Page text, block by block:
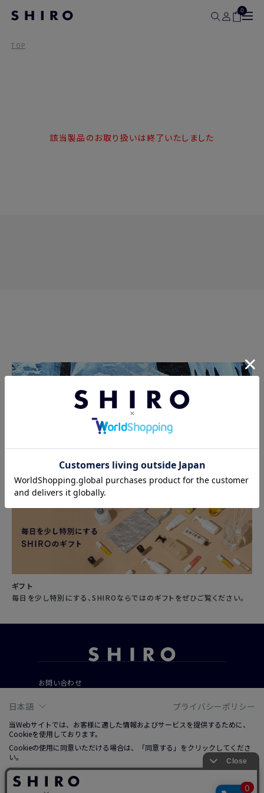
0
TOP
該当製品のお取り扱いは終了いたしました
暑い季節の救世主
今年、SHIRO史上最涼のアイスミントの夏がはじまります。
ギフト
毎日を少し特別にする、SHIROならではのギフトをぜひご覧ください。
お問い合わせ
よくあるご質問
会社概要
特定商取引法に基づく表記
プライバシーポリシー
日本語 プライバシーポリシー
当Webサイトでは、お客様に適した情報およびサービスを提供するために、
Cookieを使用しております。
Cookieの使用に同意いただける場合は、「同意する」をクリックしてくださ
い。
詳しくは、右上記載プライバシーポリシーリンクまたは「Cookieについて」
をクリックのうえ、ご参照ください。